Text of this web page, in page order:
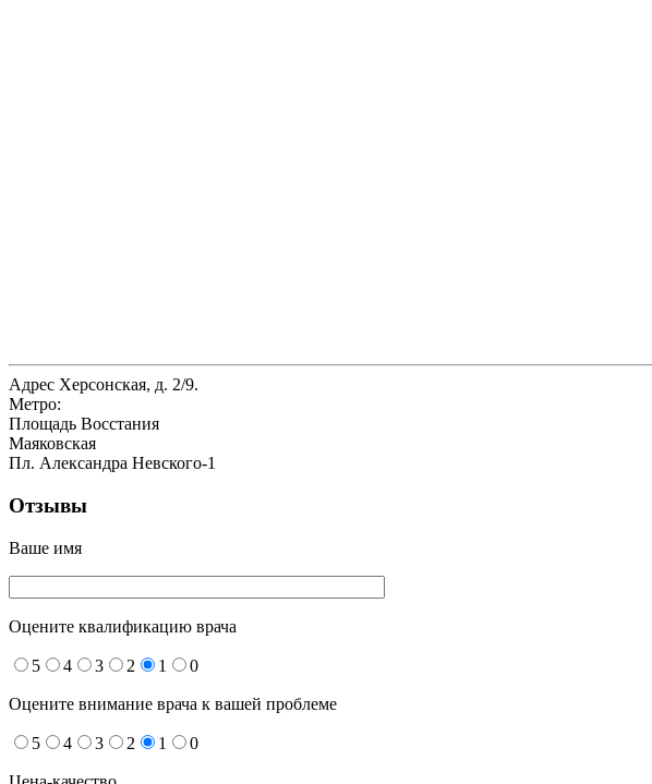
Адрес Херсонская, д. 2/9.
Метро:
Площадь Восстания
Маяковская
Пл. Александра Невского-1
Отзывы
Ваше имя
Оцените квалификацию врача
5 4 3 2 1 0
Оцените внимание врача к вашей проблеме
5 4 3 2 1 0